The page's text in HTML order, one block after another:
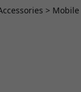
> Mobile